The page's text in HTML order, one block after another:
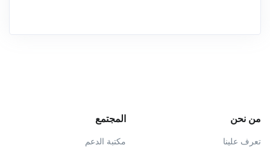
من نحن
تعرف علينا
المجتمع
مكتبة الدعم